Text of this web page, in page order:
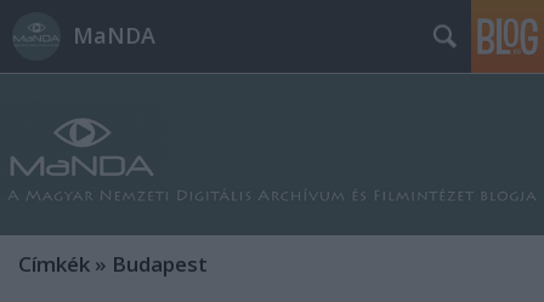
MaNDA
Címkék » Budapest